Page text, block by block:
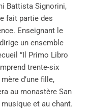
Battista Signorini,
fait partie des
Enseignant le
un ensemble
”Il Primo Libro
trente-six
d’une fille,
au monastère San
et au chant.